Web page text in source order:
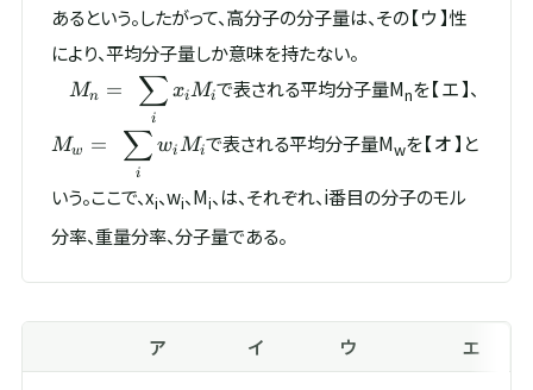
あるという。したがって、高分子の分子量は、その【 ウ 】性
により、平均分子量しか意味を持たない。
M_{n}=
\displaystyle \sum_{i}
x_{i}M_{i}
Mn =
i
∑ xiMiで表される平均分子量Mnを【 エ 】、
Mw =
i
∑ wiMiで表される平均分子量Mwを【 オ 】と
いう。ここで、xi、wi、Mi、は、それぞれ、i番目の分子のモル
分率、重量分率、分子量である。
ア イ ウ エ